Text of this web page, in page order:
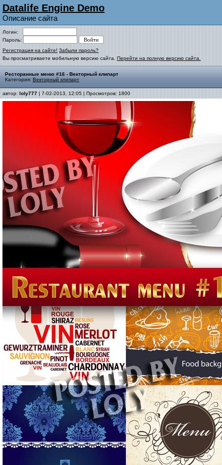
Datalife Engine Demo
Описание сайта
Логин:
Пароль:
Регистрация на сайте! Забыли пароль?
Вы просматриваете мобильную версию сайта. Перейти на полную версию сайта.
Ресторанные меню #16 - Векторный клипарт
Категория: Векторный клипарт
автор: loly777 | 7-02-2013, 12:05 | Просмотров: 1800